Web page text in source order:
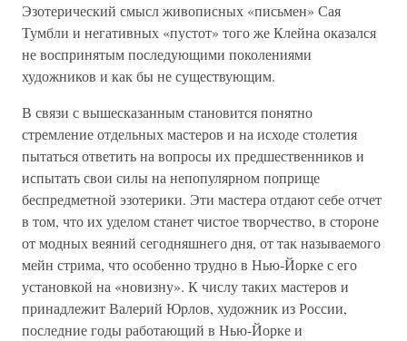
Эзотерический смысл живописных «письмен» Сая
Тумбли и негативных «пустот» того же Клейна оказался
не воспринятым последующими поколениями
художников и как бы не существующим.
В связи с вышесказанным становится понятно
стремление отдельных мастеров и на исходе столетия
пытаться ответить на вопросы их предшественников и
испытать свои силы на непопулярном поприще
беспредметной эзотерики. Эти мастера отдают себе отчет
в том, что их уделом станет чистое творчество, в стороне
от модных веяний сегодняшнего дня, от так называемого
мейн стрима, что особенно трудно в Нью-Йорке с его
установкой на «новизну». К числу таких мастеров и
принадлежит Валерий Юрлов, художник из России,
последние годы работающий в Нью-Йорке и